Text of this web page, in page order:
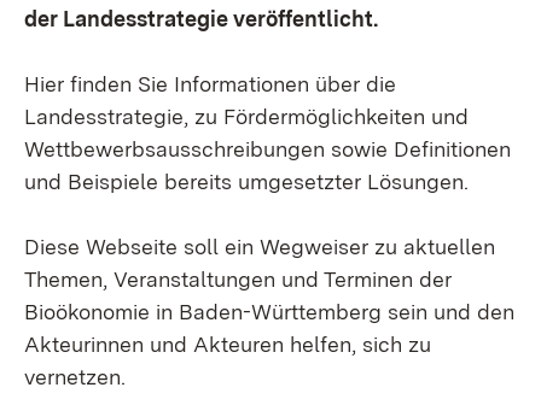
der Landesstrategie veröffentlicht.
Hier finden Sie Informationen über die
Landesstrategie, zu Fördermöglichkeiten und
Wettbewerbsausschreibungen sowie Definitionen
und Beispiele bereits umgesetzter Lösungen.
Diese Webseite soll ein Wegweiser zu aktuellen
Themen, Veranstaltungen und Terminen der
Bioökonomie in Baden-Württemberg sein und den
Akteurinnen und Akteuren helfen, sich zu
vernetzen.